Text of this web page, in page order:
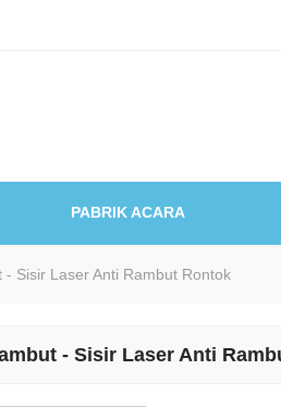
PABRIK ACARA
Sisir Laser Anti Rambut Rontok
- Sisir Laser Anti